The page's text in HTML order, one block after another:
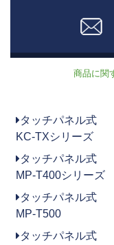
商品に関
タッチパネル式
KC-TXシリーズ
タッチパネル式
MP-T400シリーズ
タッチパネル式
MP-T500
タッチパネル式